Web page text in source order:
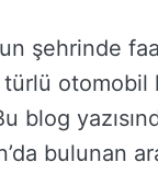
şehrinde
blog
bulunan